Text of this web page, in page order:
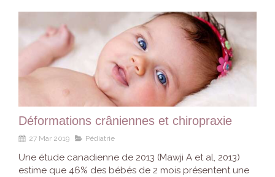
Déformations crâniennes et chiropraxie
27 Mar 2019 Pédiatrie
Une étude canadienne de 2013 (Mawji A et al, 2013)
estime que 46% des bébés de 2 mois présentent une